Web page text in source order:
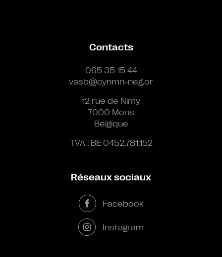
Contacts
065 35 15 44
vasb@cynmn-neg.or
12 rue de Nimy
7000 Mons
Belgique
TVA : BE 0452.781.152
Réseaux sociaux
Facebook
Instagram